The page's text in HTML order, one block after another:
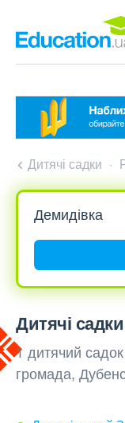
Дитячі садки
Дитячі
1 дитячий
громада,